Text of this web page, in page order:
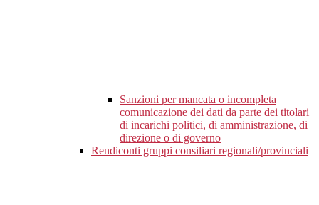
Sanzioni per mancata o incompleta
comunicazione dei dati da parte dei titolari
di incarichi politici, di amministrazione, di
direzione o di governo
Rendiconti gruppi consiliari regionali/provinciali